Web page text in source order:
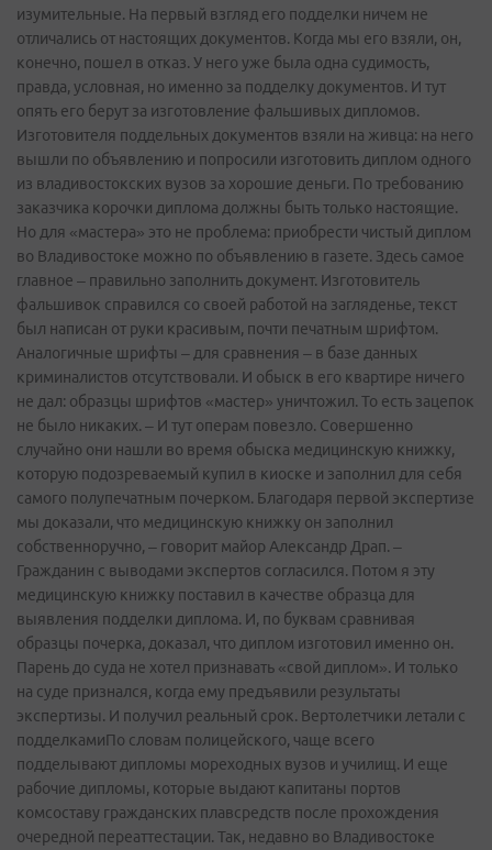
изумительные. На первый взгляд его подделки ничем не
отличались от настоящих документов. Когда мы его взяли, он,
конечно, пошел в отказ. У него уже была одна судимость,
правда, условная, но именно за подделку документов. И тут
опять его берут за изготовление фальшивых дипломов.
Изготовителя поддельных документов взяли на живца: на него
вышли по объявлению и попросили изготовить диплом одного
из владивостокских вузов за хорошие деньги. По требованию
заказчика корочки диплома должны быть только настоящие.
Но для «мастера» это не проблема: приобрести чистый диплом
во Владивостоке можно по объявлению в газете. Здесь самое
главное – правильно заполнить документ. Изготовитель
фальшивок справился со своей работой на загляденье, текст
был написан от руки красивым, почти печатным шрифтом.
Аналогичные шрифты – для сравнения – в базе данных
криминалистов отсутствовали. И обыск в его квартире ничего
не дал: образцы шрифтов «мастер» уничтожил. То есть зацепок
не было никаких. – И тут операм повезло. Совершенно
случайно они нашли во время обыска медицинскую книжку,
которую подозреваемый купил в киоске и заполнил для себя
самого полупечатным почерком. Благодаря первой экспертизе
мы доказали, что медицинскую книжку он заполнил
собственноручно, – говорит майор Александр Драп. –
Гражданин с выводами экспертов согласился. Потом я эту
медицинскую книжку поставил в качестве образца для
выявления подделки диплома. И, по буквам сравнивая
образцы почерка, доказал, что диплом изготовил именно он.
Парень до суда не хотел признавать «свой диплом». И только
на суде признался, когда ему предъявили результаты
экспертизы. И получил реальный срок. Вертолетчики летали с
подделкамиПо словам полицейского, чаще всего
подделывают дипломы мореходных вузов и училищ. И еще
рабочие дипломы, которые выдают капитаны портов
комсоставу гражданских плавсредств после прохождения
очередной переаттестации. Так, недавно во Владивостоке